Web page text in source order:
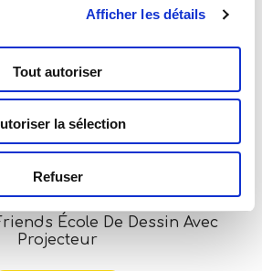
Afficher les détails
Tout autoriser
la sélection
Refuser
École De Dessin Avec
Projecteur